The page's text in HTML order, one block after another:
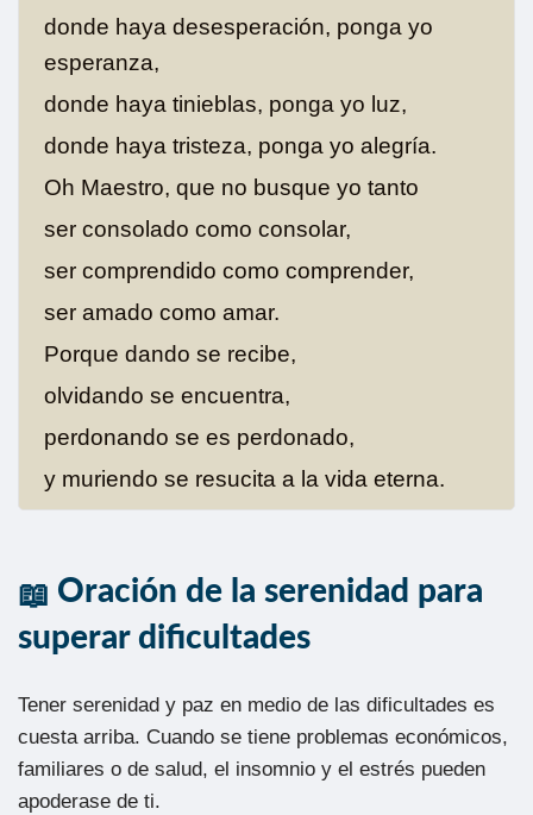
donde haya desesperación, ponga yo
esperanza,
donde haya tinieblas, ponga yo luz,
donde haya tristeza, ponga yo alegría.
Oh Maestro, que no busque yo tanto
ser consolado como consolar,
ser comprendido como comprender,
ser amado como amar.
Porque dando se recibe,
olvidando se encuentra,
perdonando se es perdonado,
y muriendo se resucita a la vida eterna.
Oración de la serenidad para
superar dificultades
Tener serenidad y paz en medio de las dificultades es
cuesta arriba. Cuando se tiene problemas económicos,
familiares o de salud, el insomnio y el estrés pueden
apoderase de ti.